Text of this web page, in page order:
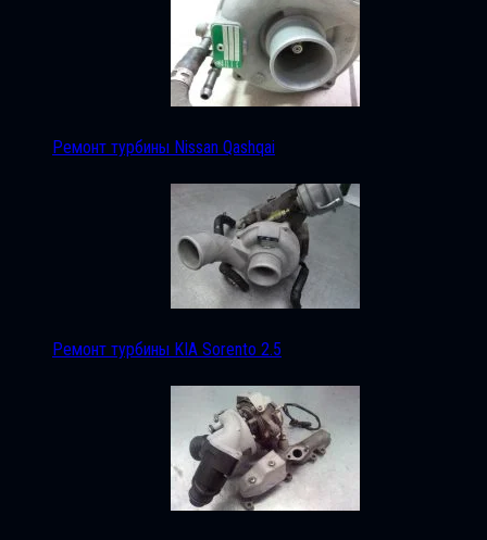
Ремонт турбины Nissan Qashqai
Ремонт турбины KIA Sorento 2.5